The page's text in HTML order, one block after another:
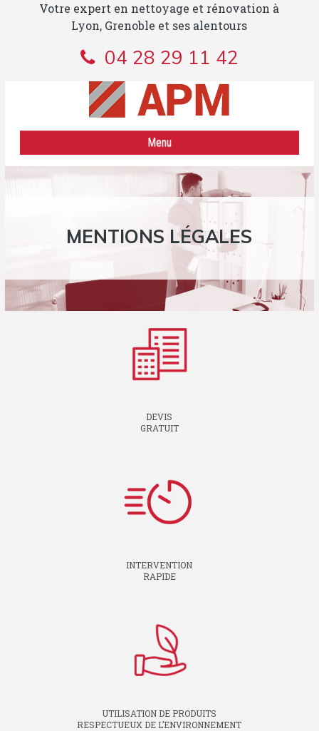
Votre expert en nettoyage et rénovation à
Lyon, Grenoble et ses alentours
04 28 29 11 42
Menu
NETTOYAGE INDUSTRIEL
POSE ET ENTRETIEN DE PARQUET
RÉNOVATION DES SOLS EN PIERRE
CONTACT
MENTIONS LÉGALES
DEVIS
GRATUIT
INTERVENTION
RAPIDE
UTILISATION DE PRODUITS
RESPECTUEUX DE L’ENVIRONNEMENT